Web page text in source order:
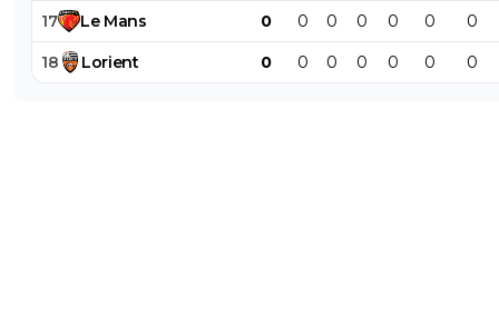
17 Le Mans 0 0 0 0 0 0 0
18 Lorient 0 0 0 0 0 0 0